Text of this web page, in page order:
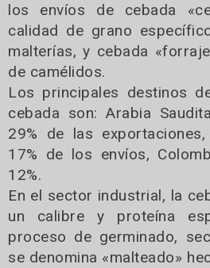
los envíos de cebada
calidad de grano
malterías, y cebada
de camélidos.
Los principales destinos
cebada son: Arabia
29% de las
17% de los envíos,
12%.
En el sector industrial, la
un calibre y proteína
proceso de germinado,
se denomina «malteado»